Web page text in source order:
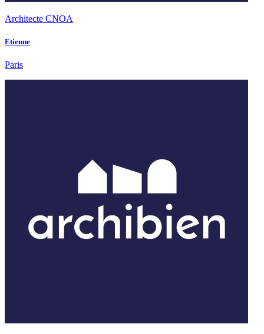
Architecte CNOA
Etienne
Paris